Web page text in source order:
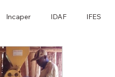
Incaper IDAF IFES
Desenvolvimento socioeconômico